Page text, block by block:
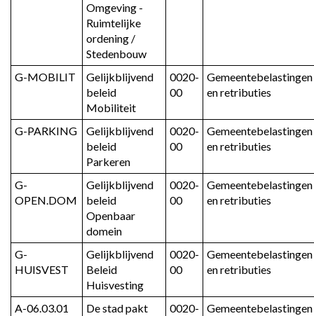
Omgeving -
Ruimtelijke
ordening /
Stedenbouw
G-MOBILIT
Gelijkblijvend
beleid
Mobiliteit
0020-
00
Gemeentebelastingen
en retributies
G-PARKING
Gelijkblijvend
beleid
Parkeren
0020-
00
Gemeentebelastingen
en retributies
G-
OPEN.DOM
Gelijkblijvend
beleid
Openbaar
domein
0020-
00
Gemeentebelastingen
en retributies
G-
HUISVEST
Gelijkblijvend
Beleid
Huisvesting
0020-
00
Gemeentebelastingen
en retributies
A-06.03.01
De stad pakt
0020-
Gemeentebelastingen